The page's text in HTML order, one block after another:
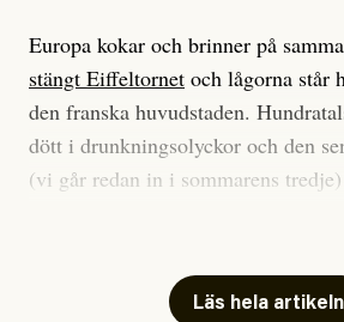
Europa kokar och brinner på
stängt Eiffeltornet och lågorna står
den franska huvudstaden.
dött i drunkningsolyckor och den
(vi går redan in i sommarens
Har du också panik i hettan? Känns
mardröm? Bra, allt annat vore
Läs hela artikeln